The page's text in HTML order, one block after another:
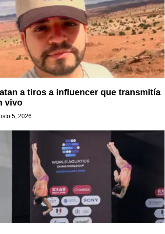
a tiros a influencer que transmitía
vivo
5, 2026